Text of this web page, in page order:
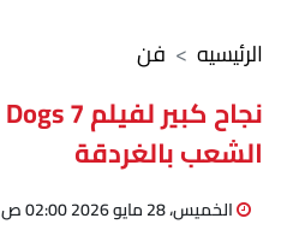
فن الرئيسيه
الشعب بالغردقة
الخميس، 28 مايو 2026 02:00 ص